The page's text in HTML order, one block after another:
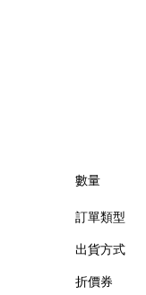
數量
訂單類型
出貨方式
折價券